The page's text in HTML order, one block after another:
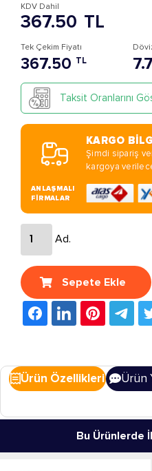
367.50 TL
KDV Dahil
Tek Çekim Fiyatı
367.50 TL
Taksit Oranlarını
KARGO
Şimdi sipariş
kargoya
ANLAŞMALI
FİRMALAR
Ad.
Sepete Ekle
Ürün Özellikleri Ürün
Bu Ürünlerde